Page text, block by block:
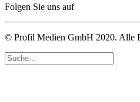
Folgen Sie uns auf
© Profil Medien GmbH 2020. Alle